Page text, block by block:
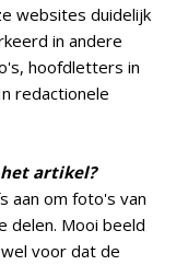
websites duidelijk
in andere
hoofdletters in
redactionele
artikel?
aan om foto's van
Mooi beeld
voor dat de